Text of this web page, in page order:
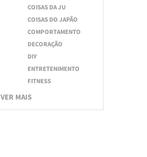
COISAS DA JU
COISAS DO JAPÃO
COMPORTAMENTO
DECORAÇÃO
DIY
ENTRETENIMENTO
FITNESS
VER MAIS